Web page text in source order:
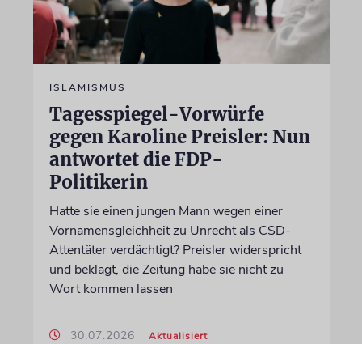
ISLAMISMUS
Tagesspiegel-Vorwürfe
gegen Karoline Preisler: Nun
antwortet die FDP-
Politikerin
Hatte sie einen jungen Mann wegen einer
Vornamensgleichheit zu Unrecht als CSD-
Attentäter verdächtigt? Preisler widerspricht
und beklagt, die Zeitung habe sie nicht zu
Wort kommen lassen
30.07.2026 Aktualisiert